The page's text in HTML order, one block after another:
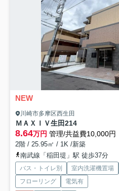
NEW
川崎市多摩区西生田
ＭＡＸＩＶ生田214
8.64万円 管理/共益費10,000円
2階 / 25.95㎡ / 1K /新築
南武線「稲田堤」駅 徒歩37分
バス・トイレ別 室内洗濯機置場
フローリング
電気有